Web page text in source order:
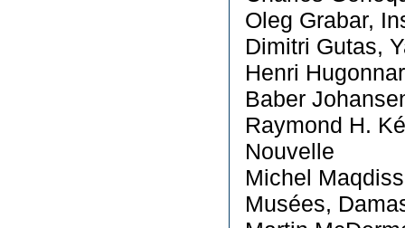
Oleg Grabar,
Dimitri Gutas,
Henri
Baber
Raymond H.
Nouvelle
Michel
Musées,